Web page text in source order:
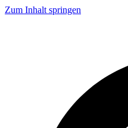
Zum Inhalt springen